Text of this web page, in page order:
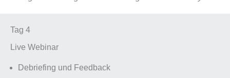
Tag 4
Live Webinar
Debriefing und Feedback